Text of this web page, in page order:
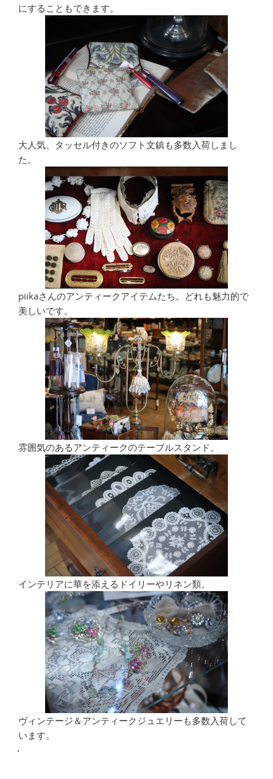
にすることもできます。
大人気、タッセル付きのソフト文鎮も多数入荷しまし
た。
piikaさんのアンティークアイテムたち。どれも魅力的で
美しいです。
雰囲気のあるアンティークのテーブルスタンド。
インテリアに華を添えるドイリーやリネン類。
ヴィンテージ＆アンティークジュエリーも多数入荷して
います。
・